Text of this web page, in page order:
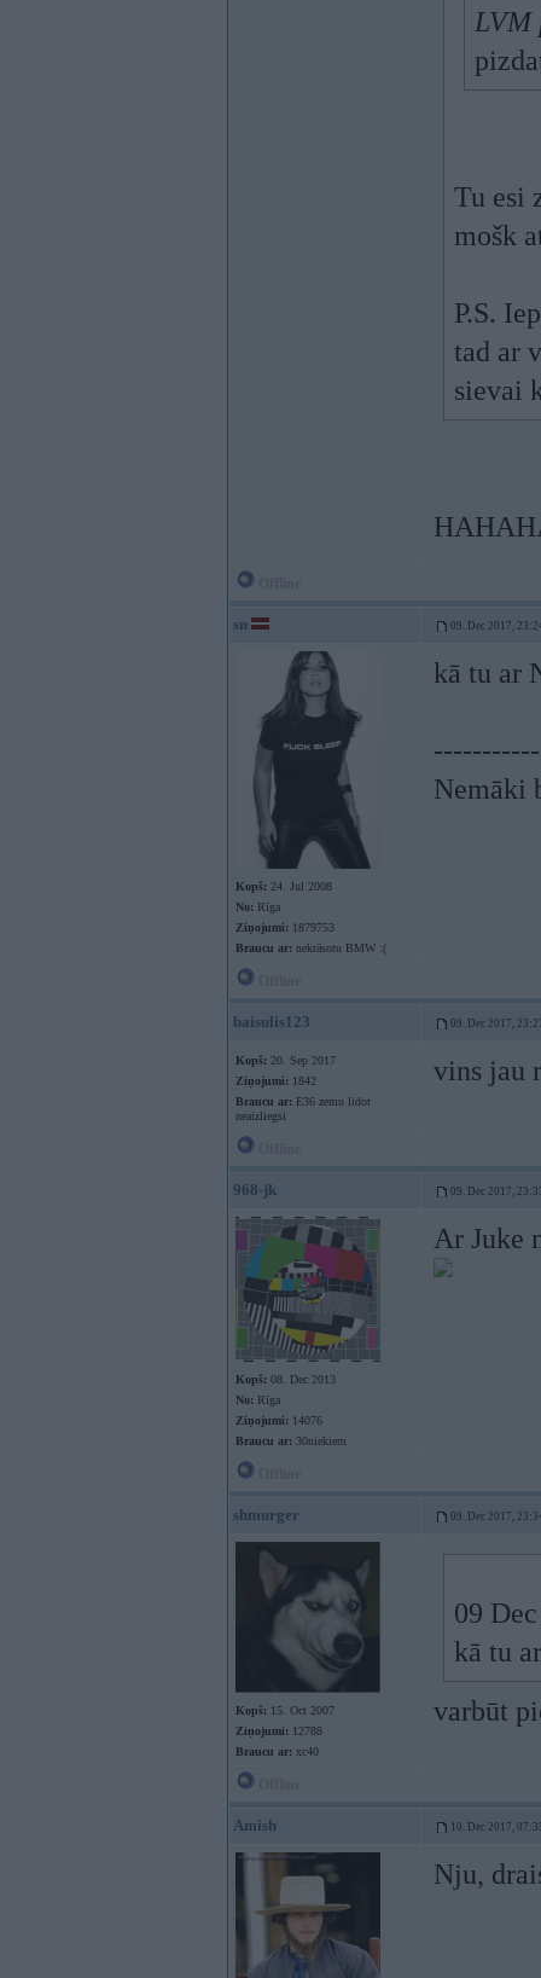
LVM
Tu esi
mošk
P.S.
tad ar
sievai
sn 09. Dec 2017,
Kopš: 24. Jul 2008
No: Rīga
Ziņojumi: 1879753
Braucu ar: nekrāsotu BMW :(
kā tu ar
Nemāki
baisulis123 09. Dec 2017,
Kopš: 20. Sep 2017
Ziņojumi: 1842
Braucu ar: E36 zemu lidot
neaizliegsi
vins jau
968-jk 09. Dec 2017,
Kopš: 08. Dec 2013
No: Rīga
Ziņojumi: 14076
Braucu ar: 30niekiem
Ar Juke
shmurger 09. Dec 2017,
Kopš: 15. Oct 2007
Ziņojumi: 12788
Braucu ar: xc40
09
kā tu
varbūt
Amish 10. Dec 2017,
Nju,